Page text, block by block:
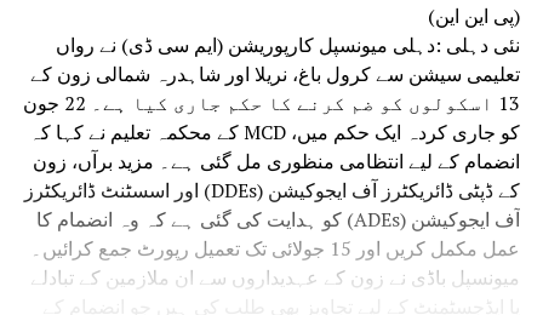
(پی این این)
نئی دہلی :دہلی میونسپل کارپوریشن (ایم سی ڈی) نے رواں
تعلیمی سیشن سے کرول باغ، نریلا اور شاہدرہ شمالی زون کے
13 اسکولوں کو ضم کرنے کا حکم جاری کیا ہے۔ 22 جون
کو جاری کردہ ایک حکم میں، MCD کے محکمہ تعلیم نے کہا کہ
انضمام کے لیے انتظامی منظوری مل گئی ہے۔ مزید برآں، زون
کے ڈپٹی ڈائریکٹرز آف ایجوکیشن (DDEs) اور اسسٹنٹ ڈائریکٹرز
آف ایجوکیشن (ADEs) کو ہدایت کی گئی ہے کہ وہ انضمام کا
عمل مکمل کریں اور 15 جولائی تک تعمیل رپورٹ جمع کرائیں۔
میونسپل باڈی نے زون کے عہدیداروں سے ان ملازمین کے تبادلے